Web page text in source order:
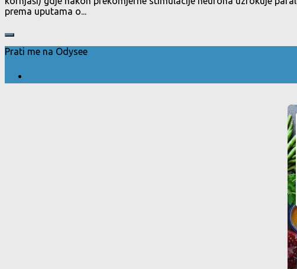
prema uputama o...
Prati me na Odysee